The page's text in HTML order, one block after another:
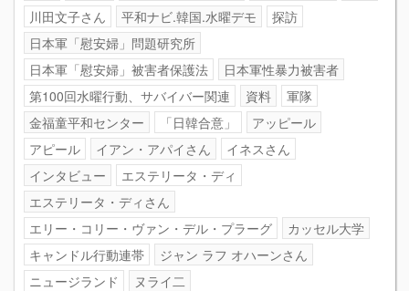
川田文子さん
平和ナビ.韓国.水曜デモ
探訪
日本軍「慰安婦」問題研究所
日本軍「慰安婦」被害者保護法
日本軍性暴力被害者
第100回水曜行動、サバイバー関連
資料
軍隊
金福童平和センター
「日韓合意」
アッピール
アピール
イアン・アパイさん
イネスさん
インタビュー
エステリータ・ディ
エステリータ・ディさん
エリー・コリー・ヴァン・デル・プラーグ
カッセル大学
キャンドル行動連帯
ジャン ラフ オハーンさん
ニュージランド
ヌライ二